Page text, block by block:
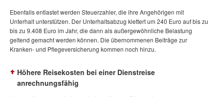
Ebenfalls entlastet werden Steuerzahler, die ihre Angehörigen mit
Unterhalt unterstützen. Der Unterhaltsabzug klettert um 240 Euro auf bis zu
bis zu 9.408 Euro im Jahr, die dann als außergewöhnliche Belastung
geltend gemacht werden können. Die übernommenen Beiträge zur
Kranken- und Pflegeversicherung kommen noch hinzu.
Höhere Reisekosten bei einer Dienstreise
anrechnungsfähig